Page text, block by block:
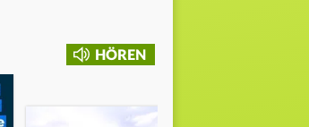
HÖREN